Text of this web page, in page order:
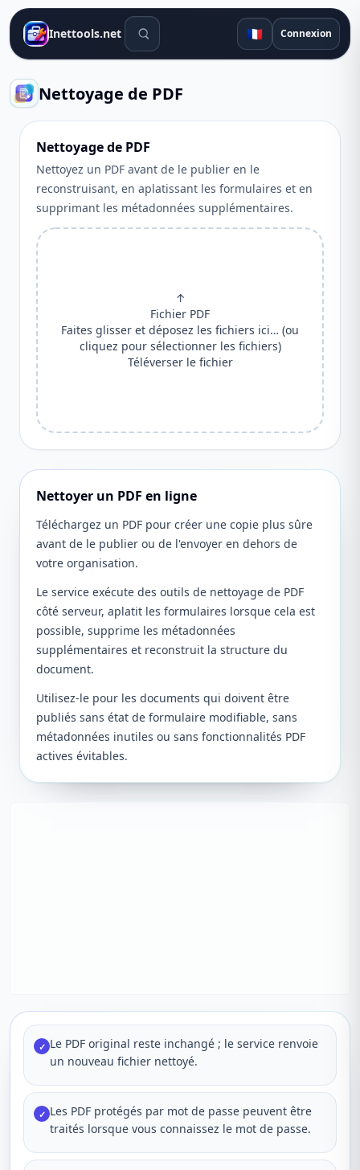
Inettools.net Outils de recherche 🇫🇷 Connexion
Nettoyage de PDF
Nettoyage de PDF
Nettoyez un PDF avant de le publier en le
reconstruisant, en aplatissant les formulaires et en
supprimant les métadonnées supplémentaires.
↑
Fichier PDF
Faites glisser et déposez les fichiers ici… (ou
cliquez pour sélectionner les fichiers)
Téléverser le fichier
Nettoyer un PDF en ligne
Téléchargez un PDF pour créer une copie plus sûre
avant de le publier ou de l'envoyer en dehors de
votre organisation.
Le service exécute des outils de nettoyage de PDF
côté serveur, aplatit les formulaires lorsque cela est
possible, supprime les métadonnées
supplémentaires et reconstruit la structure du
document.
Utilisez-le pour les documents qui doivent être
publiés sans état de formulaire modifiable, sans
métadonnées inutiles ou sans fonctionnalités PDF
actives évitables.
✓ Le PDF original reste inchangé ; le service renvoie
un nouveau fichier nettoyé.
✓ Les PDF protégés par mot de passe peuvent être
traités lorsque vous connaissez le mot de passe.